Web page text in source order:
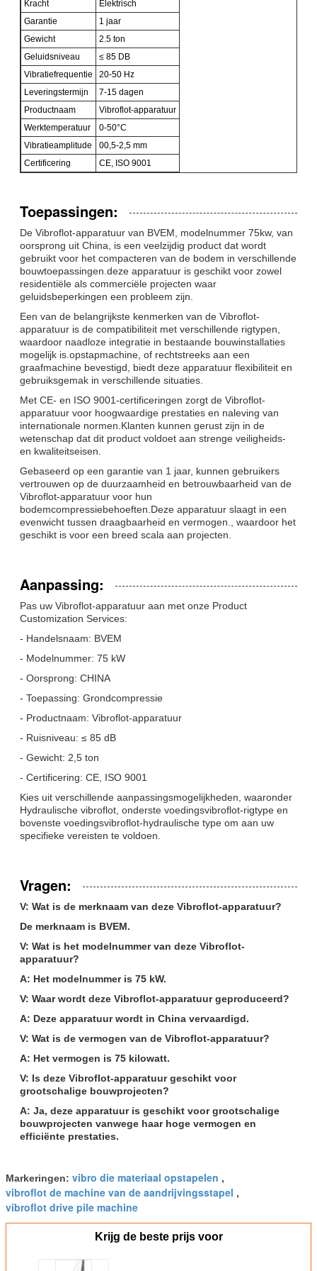
Kracht
Elektrisch
Garantie
1 jaar
Gewicht
2.5 ton
Geluidsniveau
≤ 85 DB
Vibratiefrequentie
20-50 Hz
Leveringstermijn
7-15 dagen
Productnaam
Vibroflot-apparatuur
Werktemperatuur
0-50°C
Vibratieamplitude
00,5-2,5 mm
Certificering
CE, ISO 9001
Toepassingen:
De Vibroflot-apparatuur van BVEM, modelnummer 75kw, van
oorsprong uit China, is een veelzijdig product dat wordt
gebruikt voor het compacteren van de bodem in verschillende
bouwtoepassingen.deze apparatuur is geschikt voor zowel
residentiële als commerciële projecten waar
geluidsbeperkingen een probleem zijn.
Een van de belangrijkste kenmerken van de Vibroflot-
apparatuur is de compatibiliteit met verschillende rigtypen,
waardoor naadloze integratie in bestaande bouwinstallaties
mogelijk is.opstapmachine, of rechtstreeks aan een
graafmachine bevestigd, biedt deze apparatuur flexibiliteit en
gebruiksgemak in verschillende situaties.
Met CE- en ISO 9001-certificeringen zorgt de Vibroflot-
apparatuur voor hoogwaardige prestaties en naleving van
internationale normen.Klanten kunnen gerust zijn in de
wetenschap dat dit product voldoet aan strenge veiligheids-
en kwaliteitseisen.
Gebaseerd op een garantie van 1 jaar, kunnen gebruikers
vertrouwen op de duurzaamheid en betrouwbaarheid van de
Vibroflot-apparatuur voor hun
bodemcompressiebehoeften.Deze apparatuur slaagt in een
evenwicht tussen draagbaarheid en vermogen., waardoor het
geschikt is voor een breed scala aan projecten.
Aanpassing:
Pas uw Vibroflot-apparatuur aan met onze Product
Customization Services:
- Handelsnaam: BVEM
- Modelnummer: 75 kW
- Oorsprong: CHINA
- Toepassing: Grondcompressie
- Productnaam: Vibroflot-apparatuur
- Ruisniveau: ≤ 85 dB
- Gewicht: 2,5 ton
- Certificering: CE, ISO 9001
Kies uit verschillende aanpassingsmogelijkheden, waaronder
Hydraulische vibroflot, onderste voedingsvibroflot-rigtype en
bovenste voedingsvibroflot-hydraulische type om aan uw
specifieke vereisten te voldoen.
Vragen:
V: Wat is de merknaam van deze Vibroflot-apparatuur?
De merknaam is BVEM.
V: Wat is het modelnummer van deze Vibroflot-
apparatuur?
A: Het modelnummer is 75 kW.
V: Waar wordt deze Vibroflot-apparatuur geproduceerd?
A: Deze apparatuur wordt in China vervaardigd.
V: Wat is de vermogen van de Vibroflot-apparatuur?
A: Het vermogen is 75 kilowatt.
V: Is deze Vibroflot-apparatuur geschikt voor
grootschalige bouwprojecten?
A: Ja, deze apparatuur is geschikt voor grootschalige
bouwprojecten vanwege haar hoge vermogen en
efficiënte prestaties.
Markeringen: vibro die materiaal opstapelen ,
vibroflot de machine van de aandrijvingsstapel ,
vibroflot drive pile machine
Krijg de beste prijs voor